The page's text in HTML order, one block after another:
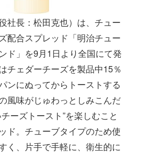
社長：松田克也）は、チュー
配合スプレッド「明治チュー
ド」を9月1日より全国にて発
チェダーチーズを製品中15％
ンにぬってからトーストする
風味がじゅわっとしみこんだ
ーズトースト”を楽しむこと
ド。チューブタイプのため使
く、片手で手軽に、衛生的に